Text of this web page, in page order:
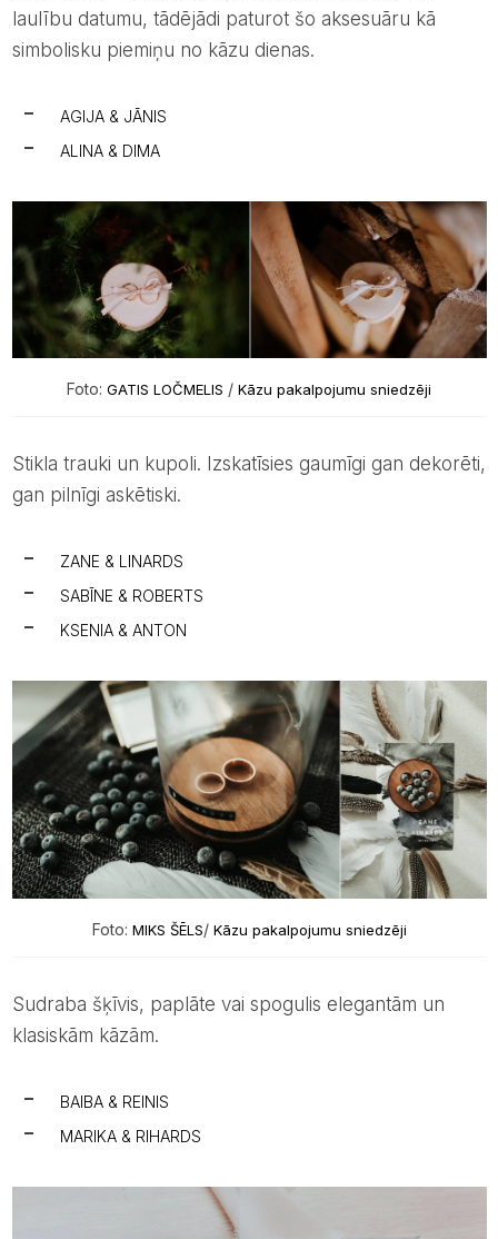
laulību datumu, tādējādi paturot šo aksesuāru kā
simbolisku piemiņu no kāzu dienas.
AGIJA & JĀNIS
ALINA & DIMA
Foto: GATIS LOČMELIS / Kāzu pakalpojumu sniedzēji
Stikla trauki un kupoli. Izskatīsies gaumīgi gan dekorēti,
gan pilnīgi askētiski.
ZANE & LINARDS
SABĪNE & ROBERTS
KSENIA & ANTON
Foto: MIKS ŠĒLS/ Kāzu pakalpojumu sniedzēji
Sudraba šķīvis, paplāte vai spogulis elegantām un
klasiskām kāzām.
BAIBA & REINIS
MARIKA & RIHARDS